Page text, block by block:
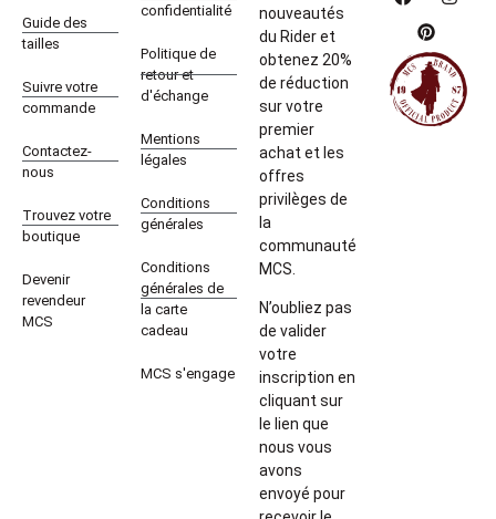
Guide des
tailles
Suivre votre
commande
Contactez-
nous
Trouvez votre
boutique
Devenir
revendeur
MCS
confidentialité
Politique de
retour et
d'échange
Mentions
légales
Conditions
générales
Conditions
générales de
la carte
cadeau
MCS s'engage
nouveautés
du Rider et
obtenez 20%
de réduction
sur votre
premier
achat et les
offres
privilèges de
la
communauté
MCS.
N’oubliez pas
de valider
votre
inscription en
cliquant sur
le lien que
nous vous
avons
envoyé pour